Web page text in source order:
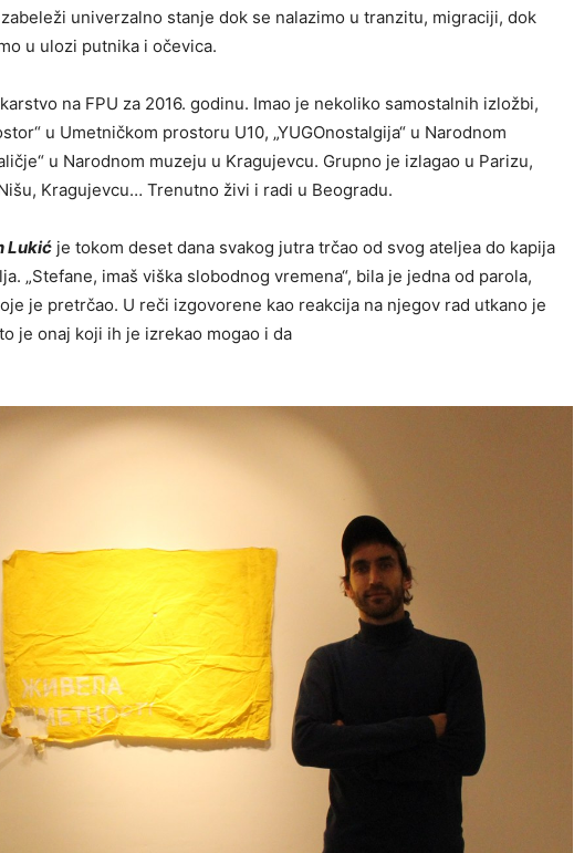
univerzalno stanje dok se nalazimo u tranzitu, migraciji, dok
u ulozi putnika i očevica.
na FPU za 2016. godinu. Imao je nekoliko samostalnih izložbi,
u Umetničkom prostoru U10, „YUGOnostalgija“ u Narodnom
u Narodnom muzeju u Kragujevcu. Grupno je izlagao u Parizu,
Kragujevcu… Trenutno živi i radi u Beogradu.
Lukić je tokom deset dana svakog jutra trčao od svog ateljea do kapija
„Stefane, imaš viška slobodnog vremena“, bila je jedna od parola,
je pretrčao. U reči izgovorene kao reakcija na njegov rad utkano je
je onaj koji ih je izrekao mogao i da